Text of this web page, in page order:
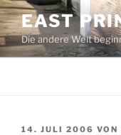
Zum
Inhalt
springen
EAST
Die andere Welt
VERÖFFENTLICHT
14. JULI 2006 VON